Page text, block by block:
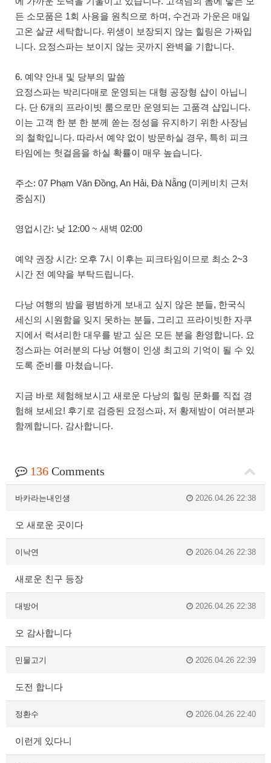
든 소모품은 1회 사용을 원칙으로 하며, 수건과 가운은 매일
고온 살균 세탁합니다. 위생이 보장되지 않는 힐링은 가짜입
니다. 요정스파는 보이지 않는 곳까지 완벽을 기합니다.
6. 예약 안내 및 당부의 말씀
요정스파는 박리다매로 운영되는 대형 공장형 샵이 아닙니
다. 단 6개의 프라이빗 룸으로만 운영되는 고품격 샵입니다.
이는 고객 한 분 한 분께 쏟는 정성을 유지하기 위한 사장님
의 철학입니다. 따라서 예약 없이 방문하실 경우, 특히 피크
타임에는 헛걸음을 하실 확률이 매우 높습니다.
주소: 07 Phạm Văn Đồng, An Hải, Đà Nẵng (미케비치 근처
중심지)
영업시간: 낮 12:00 ~ 새벽 02:00
예약 권장 시간: 오후 7시 이후는 피크타임이므로 최소 2~3
시간 전 예약을 부탁드립니다.
다낭 여행의 밤을 평범하게 보내고 싶지 않은 분들, 한국식
세신의 시원함을 잊지 못하는 분들, 그리고 프라이빗한 자쿠
지에서 럭셔리한 대우를 받고 싶은 모든 분을 환영합니다. 요
정스파는 여러분의 다낭 여행이 인생 최고의 기억이 될 수 있
도록 준비를 마쳤습니다.
지금 바로 체험해보시고 새로운 다낭의 힐링 문화를 직접 경
험해 보세요! 후기로 검증된 요정스파, 저 황제밤이 여러분과
함께합니다. 감사합니다.
136 Comments
바카라는내인생 2026.04.26 22:38
오 새로운 곳이다
이낙연 2026.04.26 22:38
새로운 친구 등장
대방어 2026.04.26 22:38
오 감사합니다
민물고기 2026.04.26 22:39
도전 합니다
정환수 2026.04.26 22:40
이런게 있다니